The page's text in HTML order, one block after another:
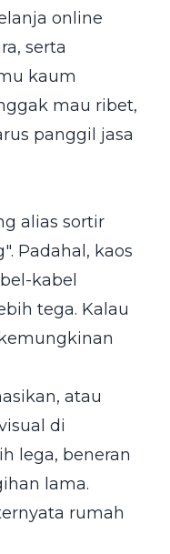
online
serta
kaum
mau ribet,
panggil jasa
alias sortir
Padahal, kaos
kabel
tega. Kalau
atau
di
lega, beneran
lama.
rumah